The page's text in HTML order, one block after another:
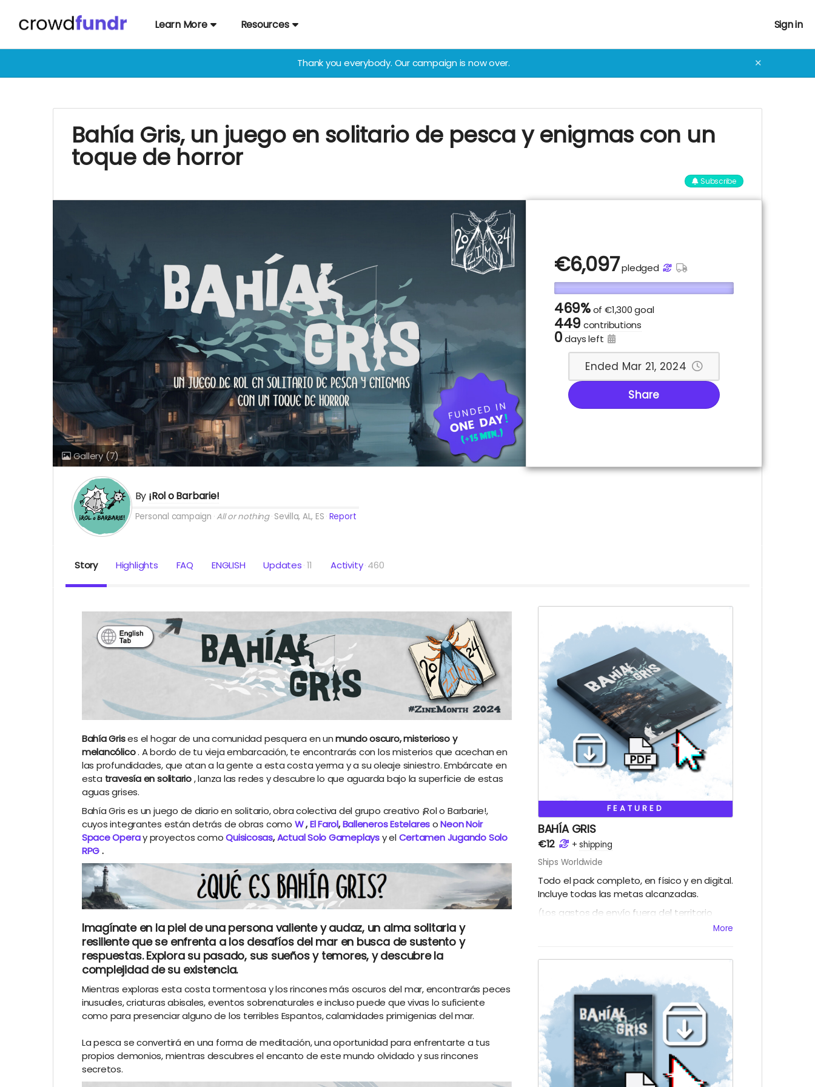
Learn More Resources Sign in
Thank you everybody. Our campaign is now over. ✕
Bahía Gris, un juego en solitario de pesca y enigmas con un
toque de horror
Subscribe
Gallery(7)
€6,097pledged
469%of €1,300 goal
449 contributions
0days left
Ended Mar 21, 2024
Share
By ¡Rol o Barbarie!
Personal campaign All or nothing Sevilla, AL, ES Report
Story Highlights FAQ ENGLISH Updates 11 Activity 460
Bahía Grises el hogar de una comunidad pesquera en unmundo oscuro, misterioso y
melancólico. A bordo de tu vieja embarcación, te encontrarás con los misterios que acechan en
las profundidades, que atan a la gente a esta costa yerma y a su oleaje siniestro. Embárcate en
esta travesía en solitario, lanza las redes y descubre lo que aguarda bajo la superficie de estas
aguas grises.
Bahía Gris es un juego de diario en solitario, obra colectiva del grupo creativo ¡Rol o Barbarie!,
cuyos integrantes están detrás de obras como W,El Farol,Balleneros EstelaresoNeon Noir
Space Operay proyectos como Quisicosas,Actual Solo Gameplaysy elCertamen Jugando Solo
RPG.
Imagínate en la piel de una persona valiente y audaz, un alma solitaria y
resiliente que se enfrenta a los desafíos del mar en busca de sustento y
respuestas. Explora su pasado, sus sueños y temores, y descubre la
complejidad de su existencia.
Mientras exploras esta costa tormentosa y los rincones más oscuros del mar, encontrarás peces
inusuales, criaturas abisales, eventos sobrenaturales e incluso puede que vivas lo suficiente
como para presenciar alguno de los terribles Espantos, calamidades primigenias del mar.
La pesca se convertirá en una forma de meditación, una oportunidad para enfrentarte a tus
propios demonios, mientras descubres el encanto de este mundo olvidado y sus rincones
secretos.
FEATURED
BAHÍA GRIS
€12 +shipping
Ships Worldwide
Todo el pack completo, en físico y en digital.
Incluye todas las metas alcanzadas.
(Los gastos de envío fuera del territorio
More